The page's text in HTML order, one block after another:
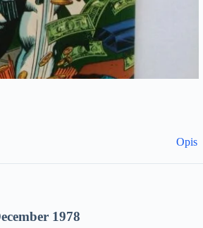
Opis
1978